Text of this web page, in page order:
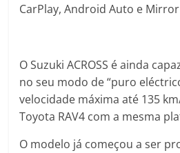
CarPlay, Android Auto e
O Suzuki ACROSS é ainda
no seu modo de “puro
velocidade máxima até 135
Toyota RAV4 com a mesma
O modelo já começou a ser